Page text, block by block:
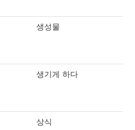
생성물
생기게 하다
상식